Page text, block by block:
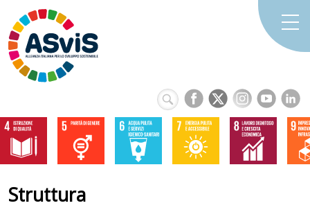
Struttura